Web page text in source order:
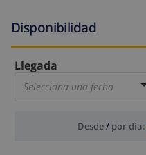
Disponibilidad
Llegada
Selecciona una fecha
Desde/ por día: